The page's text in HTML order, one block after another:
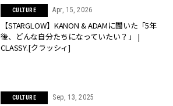
CULTURE Apr, 15, 2026
【STARGLOW】KANON & ADAMに聞いた「5年
後、どんな自分たちになっていたい？」 |
CLASSY.[クラッシィ]
CULTURE Sep, 13, 2025